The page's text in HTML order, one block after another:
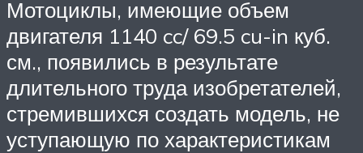
Мотоциклы, имеющие объем
двигателя 1140 cc/ 69.5 cu-in куб.
см., появились в результате
длительного труда изобретателей,
стремившихся создать модель, не
уступающую по характеристикам